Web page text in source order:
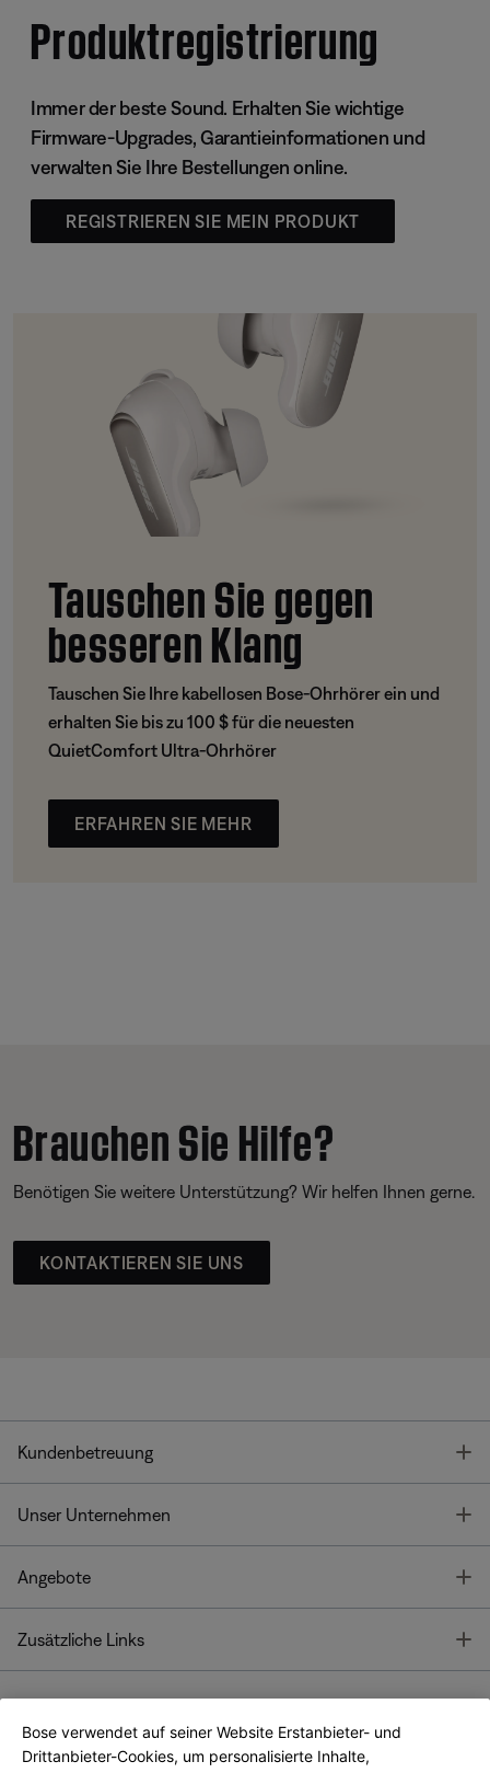
Produktregistrierung
Immer der beste Sound. Erhalten Sie wichtige
Firmware-Upgrades, Garantieinformationen und
verwalten Sie Ihre Bestellungen online.
REGISTRIEREN SIE MEIN PRODUKT
Tauschen Sie gegen
besseren Klang
Tauschen Sie Ihre kabellosen Bose-Ohrhörer ein und
erhalten Sie bis zu 100 $ für die neuesten
QuietComfort Ultra-Ohrhörer
ERFAHREN SIE MEHR
Brauchen Sie Hilfe?
Benötigen Sie weitere Unterstützung? Wir helfen Ihnen gerne.
KONTAKTIEREN SIE UNS
Kundenbetreuung
Unser Unternehmen
Angebote
Zusätzliche Links
Bose App
Bose Connect
App
Bose verwendet auf seiner Website Erstanbieter- und
Drittanbieter-Cookies, um personalisierte Inhalte,